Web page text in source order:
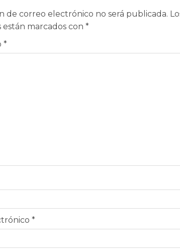
de correo electrónico no será publicada.
marcados con *
*
*